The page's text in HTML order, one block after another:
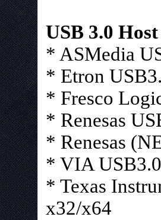
USB 3.0
* ASMedia
* Etron
* Fresco
* Renesas
* Renesas
* VIA
* Texas
x32/x64